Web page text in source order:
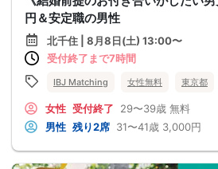
円＆安定職の男性
北千住 | 8月8日(土) 13:00〜
受付終了まで7時間
IBJ Matching 女性無料 東京都
女性 受付終了 29〜39歳 無料
男性 残り2席 31〜41歳 3,000円